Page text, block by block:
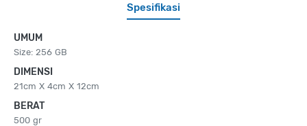
Spesifikasi
UMUM
Size: 256 GB
DIMENSI
21cm X 4cm X 12cm
BERAT
500 gr